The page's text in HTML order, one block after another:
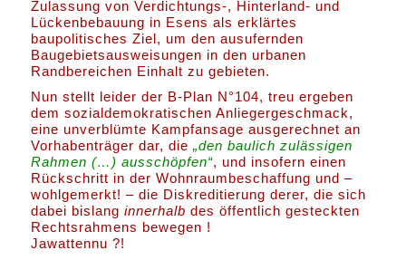
Zulassung von Verdichtungs-, Hinterland- und
Lückenbebauung in Esens als erklärtes
baupolitisches Ziel, um den ausufernden
Baugebietsausweisungen in den urbanen
Randbereichen Einhalt zu gebieten.
Nun stellt leider der B-Plan N°104, treu ergeben
dem sozialdemokratischen Anliegergeschmack,
eine unverblümte Kampfansage ausgerechnet an
Vorhabenträger dar, die„den baulich zulässigen
Rahmen (…) ausschöpfen“, und insofern einen
Rückschritt in der Wohnraumbeschaffung und –
wohlgemerkt! – die Diskreditierung derer, die sich
dabei bislanginnerhalb des öffentlich gesteckten
Rechtsrahmens bewegen !
Jawattennu ?!